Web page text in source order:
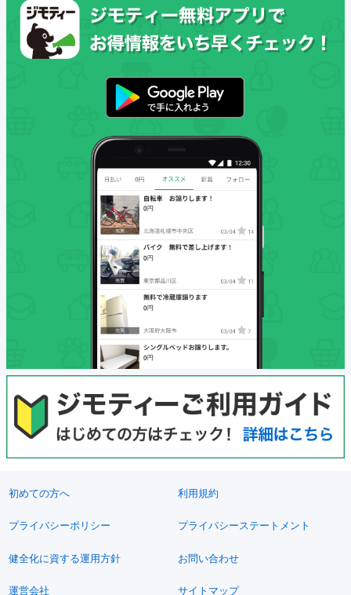
初めての方へ 利用規約
プライバシーポリシー プライバシーステートメント
健全化に資する運用方針 お問い合わせ
運営会社 サイトマップ